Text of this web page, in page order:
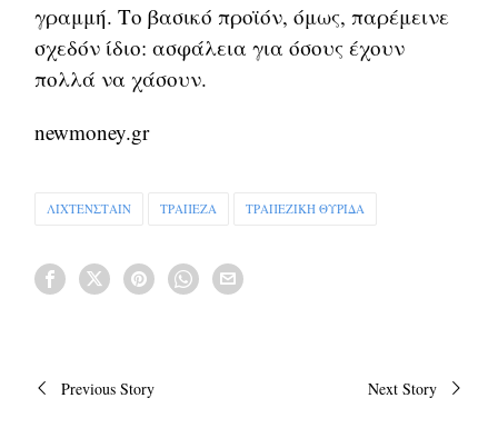
γραμμή. Το βασικό προϊόν, όμως, παρέμεινε
σχεδόν ίδιο: ασφάλεια για όσους έχουν
πολλά να χάσουν.
newmoney.gr
ΛΙΧΤΕΝΣΤΑΙΝ ΤΡΑΠΕΖΑ ΤΡΑΠΕΖΙΚΗ ΘΥΡΙΔΑ
Πλοήγηση
Previous Story Next Story